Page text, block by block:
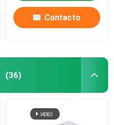
Contacto
(36)